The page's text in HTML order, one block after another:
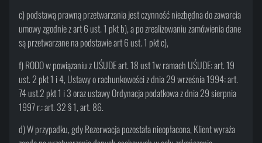
c) podstawą prawną przetwarzania jest czynność niezbędna do zawarcia
umowy zgodnie z art 6 ust. 1 pkt b), a po zrealizowaniu zamówienia dane
są przetwarzane na podstawie art 6 ust. 1 pkt c),
f) RODO w powiązaniu z UŚUDE art. 18 ust 1w ramach UŚUDE: art. 19
ust. 2 pkt 1 i 4, Ustawy o rachunkowości z dnia 29 września 1994: art.
74 ust.2 pkt 1 i 3 oraz ustawy Ordynacja podatkowa z dnia 29 sierpnia
1997 r.: art. 32 § 1, art. 86.
d) W przypadku, gdy Rezerwacja pozostała nieopłacona, Klient wyraża